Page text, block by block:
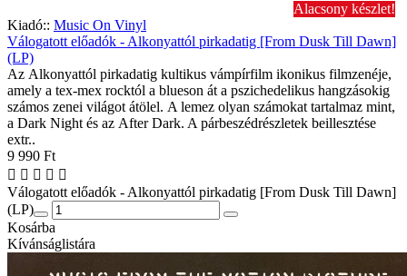
Alacsony készlet!
Kiadó:: Music On Vinyl
Válogatott előadók - Alkonyattól pirkadatig [From Dusk Till Dawn]
(LP)
Az Alkonyattól pirkadatig kultikus vámpírfilm ikonikus filmzenéje,
amely a tex-mex rocktól a blueson át a pszichedelikus hangzásokig
számos zenei világot átölel. A lemez olyan számokat tartalmaz mint,
a Dark Night és az After Dark. A párbeszédrészletek beillesztése
extr..
9 990 Ft
Válogatott előadók - Alkonyattól pirkadatig [From Dusk Till Dawn]
(LP)
Kosárba
Kívánságlistára